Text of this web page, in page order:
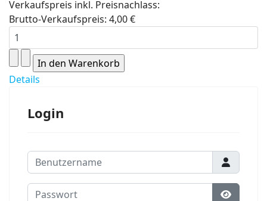
Verkaufspreis inkl. Preisnachlass:
Brutto-Verkaufspreis: 4,00 €
Details
Login
Benutzername
Passwort